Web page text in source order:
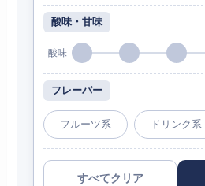
酸味・甘味
酸味
フレーバー
フルーツ系 ドリンク系
すべてクリア